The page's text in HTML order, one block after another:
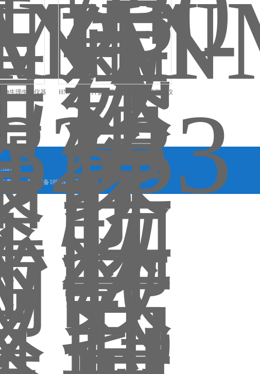
物生理生态仪器 HNM-533叶片参数测定仪 植物营养测定仪
备案号： 晋ICP备18006449号-3